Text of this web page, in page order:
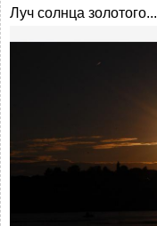
Луч солнца золотого...